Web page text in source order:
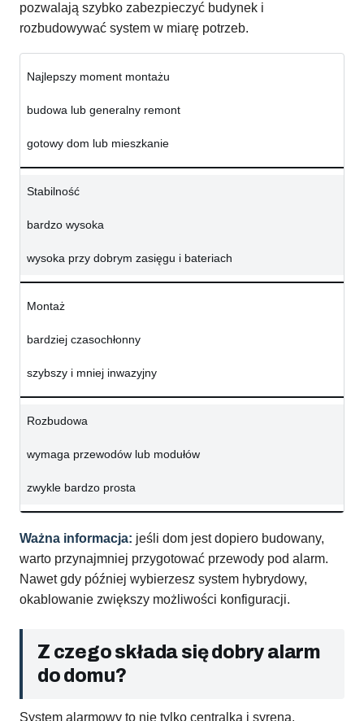
pozwalają szybko zabezpieczyć budynek i
rozbudowywać system w miarę potrzeb.
Najlepszy moment montażu
budowa lub generalny remont
gotowy dom lub mieszkanie
Stabilność
bardzo wysoka
wysoka przy dobrym zasięgu i bateriach
Montaż
bardziej czasochłonny
szybszy i mniej inwazyjny
Rozbudowa
wymaga przewodów lub modułów
zwykle bardzo prosta
Ważna informacja: jeśli dom jest dopiero budowany,
warto przynajmniej przygotować przewody pod alarm.
Nawet gdy później wybierzesz system hybrydowy,
okablowanie zwiększy możliwości konfiguracji.
Z czego składa się dobry alarm
do domu?
System alarmowy to nie tylko centralka i syrena.